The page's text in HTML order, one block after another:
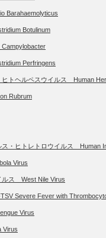
Barahaemolyticus
Botulinum
Perfringens
ヒトヘルペスウイルス Human
Rubrum
ス・ヒトレトロウイルス Human
Virus
ルス West Nile Virus
Severe Fever with
Virus
Virus